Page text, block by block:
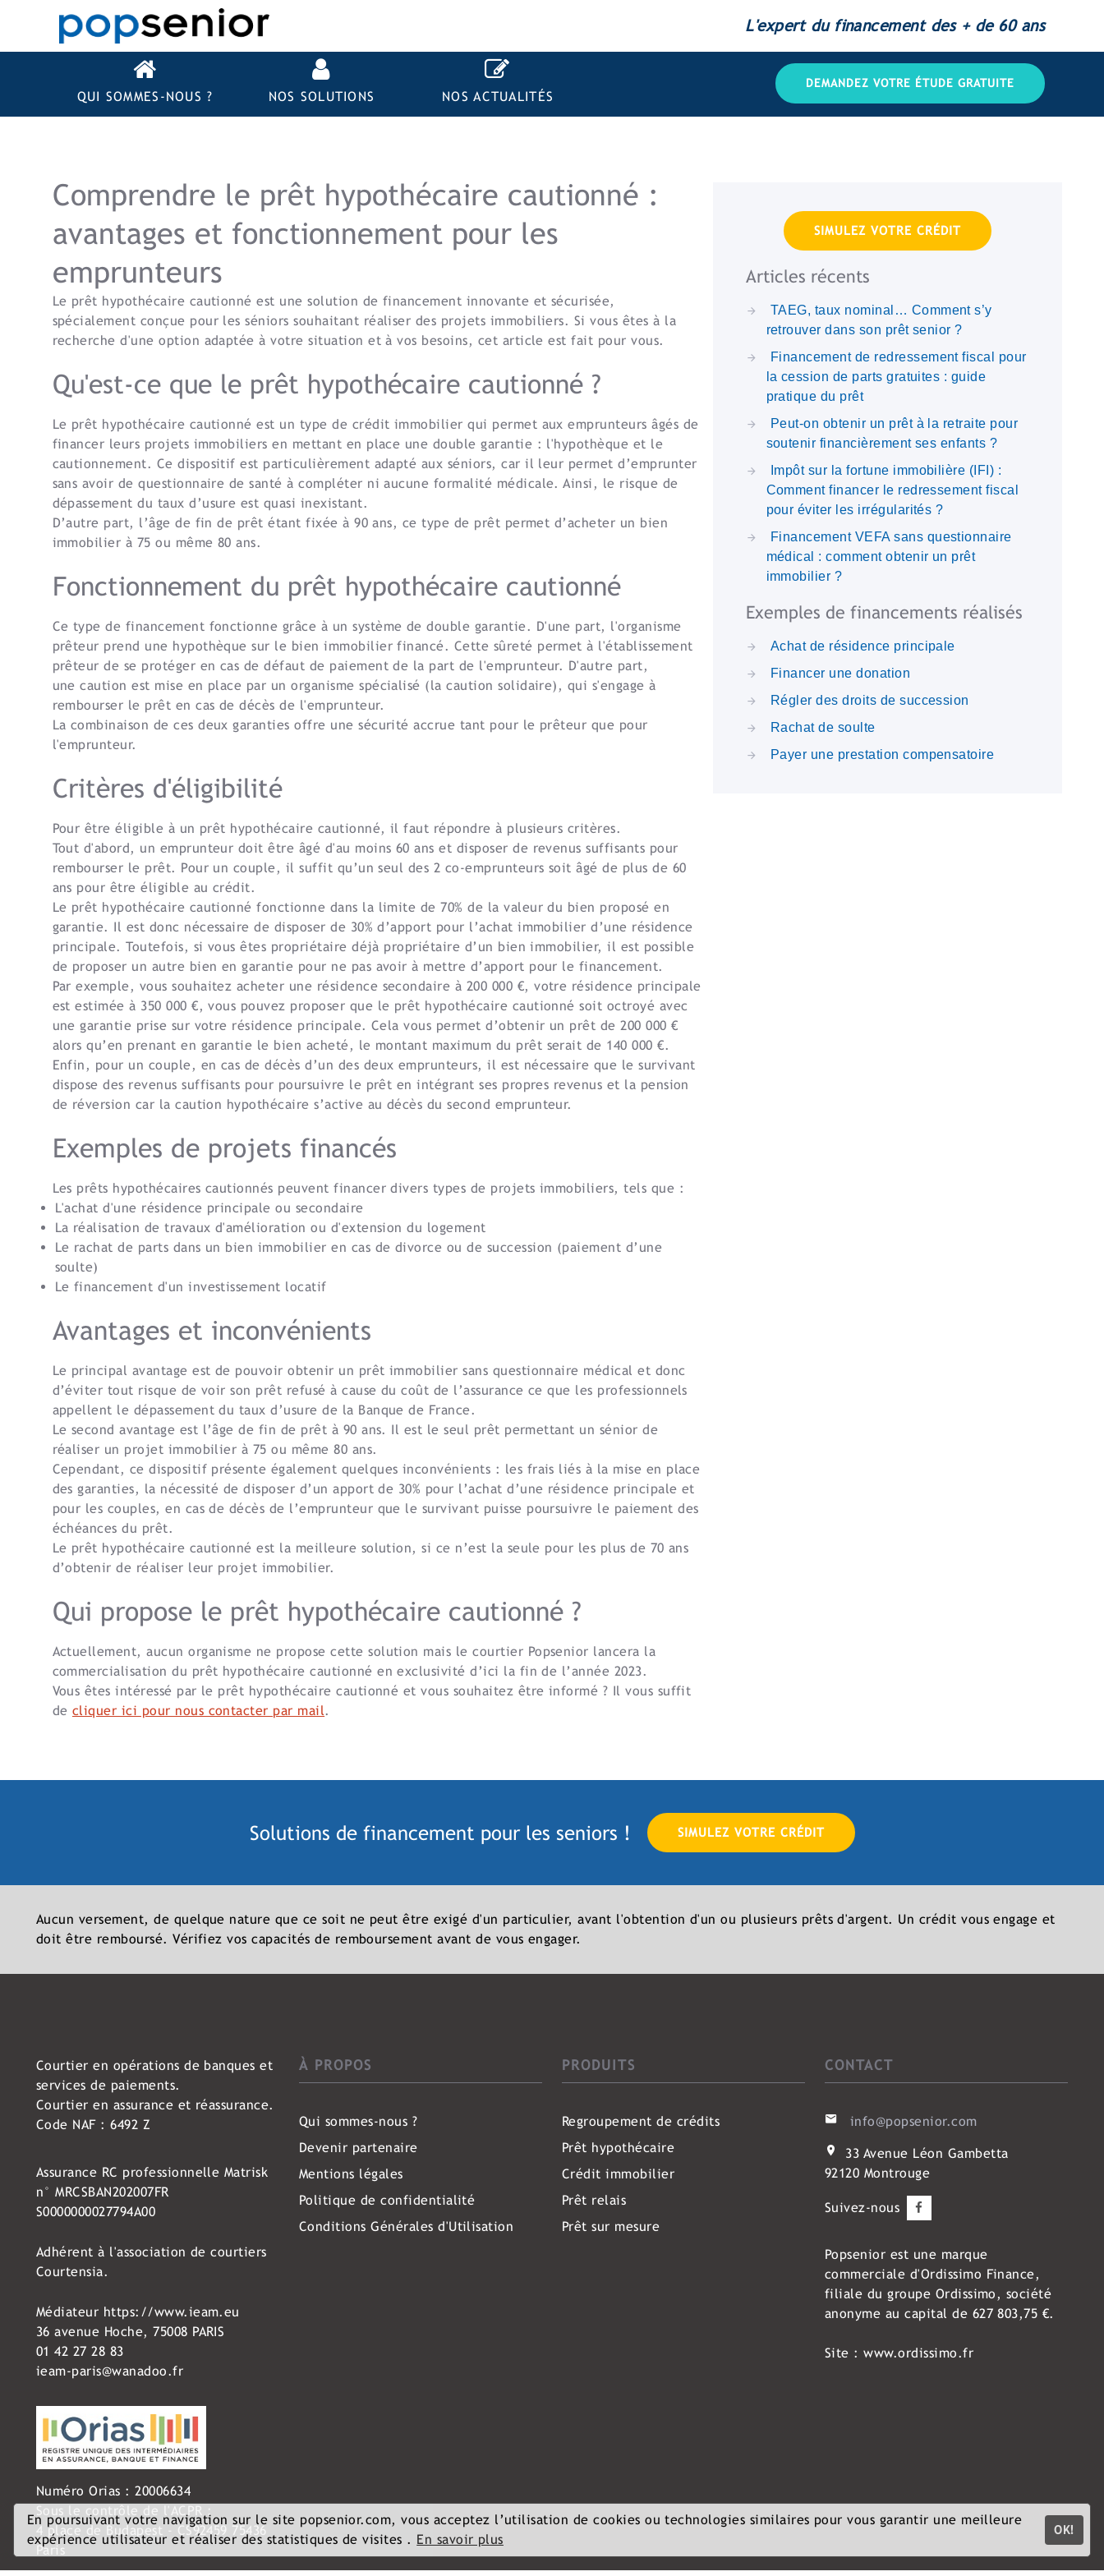
En poursuivant votre navigation sur le site popsenior.com, vous acceptez l’utilisation de cookies ou technologies similaires pour vous garantir une meilleure
expérience utilisateur et réaliser des statistiques de visites . En savoir plus
OK!
L'expert du financement des + de 60 ans
DEMANDEZ VOTRE ÉTUDE GRATUITE
QUI SOMMES-NOUS ? NOS SOLUTIONS NOS ACTUALITÉS
Comprendre le prêt hypothécaire cautionné :
avantages et fonctionnement pour les
emprunteurs
Le prêt hypothécaire cautionné est une solution de financement innovante et sécurisée,
spécialement conçue pour les séniors souhaitant réaliser des projets immobiliers. Si vous êtes à la
recherche d'une option adaptée à votre situation et à vos besoins, cet article est fait pour vous.
Qu'est-ce que le prêt hypothécaire cautionné ?
Le prêt hypothécaire cautionné est un type de crédit immobilier qui permet aux emprunteurs âgés de
financer leurs projets immobiliers en mettant en place une double garantie : l'hypothèque et le
cautionnement. Ce dispositif est particulièrement adapté aux séniors, car il leur permet d’emprunter
sans avoir de questionnaire de santé à compléter ni aucune formalité médicale. Ainsi, le risque de
dépassement du taux d’usure est quasi inexistant.
D’autre part, l’âge de fin de prêt étant fixée à 90 ans, ce type de prêt permet d’acheter un bien
immobilier à 75 ou même 80 ans.
Fonctionnement du prêt hypothécaire cautionné
Ce type de financement fonctionne grâce à un système de double garantie. D'une part, l'organisme
prêteur prend une hypothèque sur le bien immobilier financé. Cette sûreté permet à l'établissement
prêteur de se protéger en cas de défaut de paiement de la part de l'emprunteur. D'autre part,
une caution est mise en place par un organisme spécialisé (la caution solidaire), qui s'engage à
rembourser le prêt en cas de décès de l'emprunteur.
La combinaison de ces deux garanties offre une sécurité accrue tant pour le prêteur que pour
l'emprunteur.
Critères d'éligibilité
Pour être éligible à un prêt hypothécaire cautionné, il faut répondre à plusieurs critères.
Tout d'abord, un emprunteur doit être âgé d'au moins 60 ans et disposer de revenus suffisants pour
rembourser le prêt. Pour un couple, il suffit qu’un seul des 2 co-emprunteurs soit âgé de plus de 60
ans pour être éligible au crédit.
Le prêt hypothécaire cautionné fonctionne dans la limite de 70% de la valeur du bien proposé en
garantie. Il est donc nécessaire de disposer de 30% d’apport pour l’achat immobilier d’une résidence
principale. Toutefois, si vous êtes propriétaire déjà propriétaire d’un bien immobilier, il est possible
de proposer un autre bien en garantie pour ne pas avoir à mettre d’apport pour le financement.
Par exemple, vous souhaitez acheter une résidence secondaire à 200 000 €, votre résidence principale
est estimée à 350 000 €, vous pouvez proposer que le prêt hypothécaire cautionné soit octroyé avec
une garantie prise sur votre résidence principale. Cela vous permet d’obtenir un prêt de 200 000 €
alors qu’en prenant en garantie le bien acheté, le montant maximum du prêt serait de 140 000 €.
Enfin, pour un couple, en cas de décès d’un des deux emprunteurs, il est nécessaire que le survivant
dispose des revenus suffisants pour poursuivre le prêt en intégrant ses propres revenus et la pension
de réversion car la caution hypothécaire s’active au décès du second emprunteur.
Exemples de projets financés
Les prêts hypothécaires cautionnés peuvent financer divers types de projets immobiliers, tels que :
L'achat d'une résidence principale ou secondaire
La réalisation de travaux d'amélioration ou d'extension du logement
Le rachat de parts dans un bien immobilier en cas de divorce ou de succession (paiement d’une
soulte)
Le financement d'un investissement locatif
Avantages et inconvénients
Le principal avantage est de pouvoir obtenir un prêt immobilier sans questionnaire médical et donc
d’éviter tout risque de voir son prêt refusé à cause du coût de l’assurance ce que les professionnels
appellent le dépassement du taux d’usure de la Banque de France.
Le second avantage est l’âge de fin de prêt à 90 ans. Il est le seul prêt permettant un sénior de
réaliser un projet immobilier à 75 ou même 80 ans.
Cependant, ce dispositif présente également quelques inconvénients : les frais liés à la mise en place
des garanties, la nécessité de disposer d’un apport de 30% pour l’achat d’une résidence principale et
pour les couples, en cas de décès de l’emprunteur que le survivant puisse poursuivre le paiement des
échéances du prêt.
Le prêt hypothécaire cautionné est la meilleure solution, si ce n’est la seule pour les plus de 70 ans
d’obtenir de réaliser leur projet immobilier.
Qui propose le prêt hypothécaire cautionné ?
Actuellement, aucun organisme ne propose cette solution mais le courtier Popsenior lancera la
commercialisation du prêt hypothécaire cautionné en exclusivité d’ici la fin de l’année 2023.
Vous êtes intéressé par le prêt hypothécaire cautionné et vous souhaitez être informé ? Il vous suffit
de cliquer ici pour nous contacter par mail.
SIMULEZ VOTRE CRÉDIT
Articles récents
TAEG, taux nominal… Comment s’y
retrouver dans son prêt senior ?
Financement de redressement fiscal pour
la cession de parts gratuites : guide
pratique du prêt
Peut-on obtenir un prêt à la retraite pour
soutenir financièrement ses enfants ?
Impôt sur la fortune immobilière (IFI) :
Comment financer le redressement fiscal
pour éviter les irrégularités ?
Financement VEFA sans questionnaire
médical : comment obtenir un prêt
immobilier ?
Exemples de financements réalisés
Achat de résidence principale
Financer une donation
Régler des droits de succession
Rachat de soulte
Payer une prestation compensatoire
Solutions de financement pour les seniors ! SIMULEZ VOTRE CRÉDIT
Aucun versement, de quelque nature que ce soit ne peut être exigé d'un particulier, avant l'obtention d'un ou plusieurs prêts d'argent. Un crédit vous engage et
doit être remboursé. Vérifiez vos capacités de remboursement avant de vous engager.
Courtier en opérations de banques et
services de paiements.
Courtier en assurance et réassurance.
Code NAF : 6492 Z
Assurance RC professionnelle Matrisk
n° MRCSBAN202007FR
S0000000027794A00
Adhérent à l'association de courtiers
Courtensia.
Médiateur https://www.ieam.eu
36 avenue Hoche, 75008 PARIS
01 42 27 28 83
ieam-paris@wanadoo.fr
Numéro Orias : 20006634
Sous le contrôle de l'ACPR :
4 place de Budapest - CS92459 75436
Paris
À PROPOS
Qui sommes-nous ?
Devenir partenaire
Mentions légales
Politique de confidentialité
Conditions Générales d'Utilisation
PRODUITS
Regroupement de crédits
Prêt hypothécaire
Crédit immobilier
Prêt relais
Prêt sur mesure
CONTACT
info@popsenior.com
33 Avenue Léon Gambetta
92120 Montrouge
Suivez-nous
Popsenior est une marque
commerciale d'Ordissimo Finance,
filiale du groupe Ordissimo, société
anonyme au capital de 627 803,75 €.
Site :www.ordissimo.fr